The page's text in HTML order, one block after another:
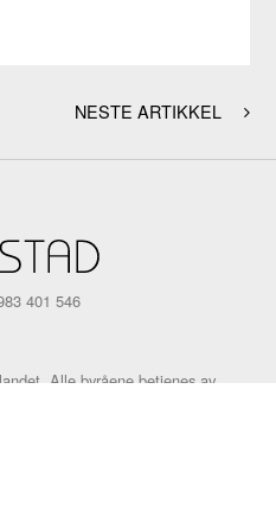
NESTE ARTIKKEL
401 546
Alle byråene betjenes av